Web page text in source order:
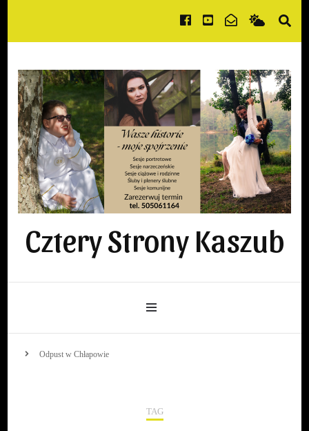
Cztery Strony Kaszub
Odpust w Chłapowie
TAG